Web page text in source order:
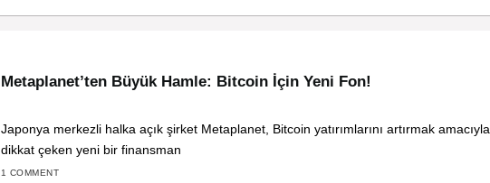
Metaplanet’ten Büyük Hamle: Bitcoin İçin Yeni Fon!
Japonya merkezli halka açık şirket Metaplanet, Bitcoin yatırımlarını artırmak amacıyla
dikkat çeken yeni bir finansman
1 COMMENT